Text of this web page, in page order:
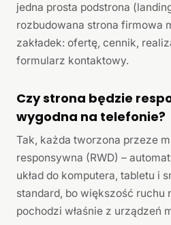
jedna prosta podstrona
rozbudowana strona firmowa
zakładek: ofertę, cennik,
formularz kontaktowy.
Czy strona będzie
wygodna na telefonie?
Tak, każda tworzona przeze
responsywna (RWD) –
układ do komputera, tabletu i
standard, bo większość ruchu
pochodzi właśnie z urządzeń